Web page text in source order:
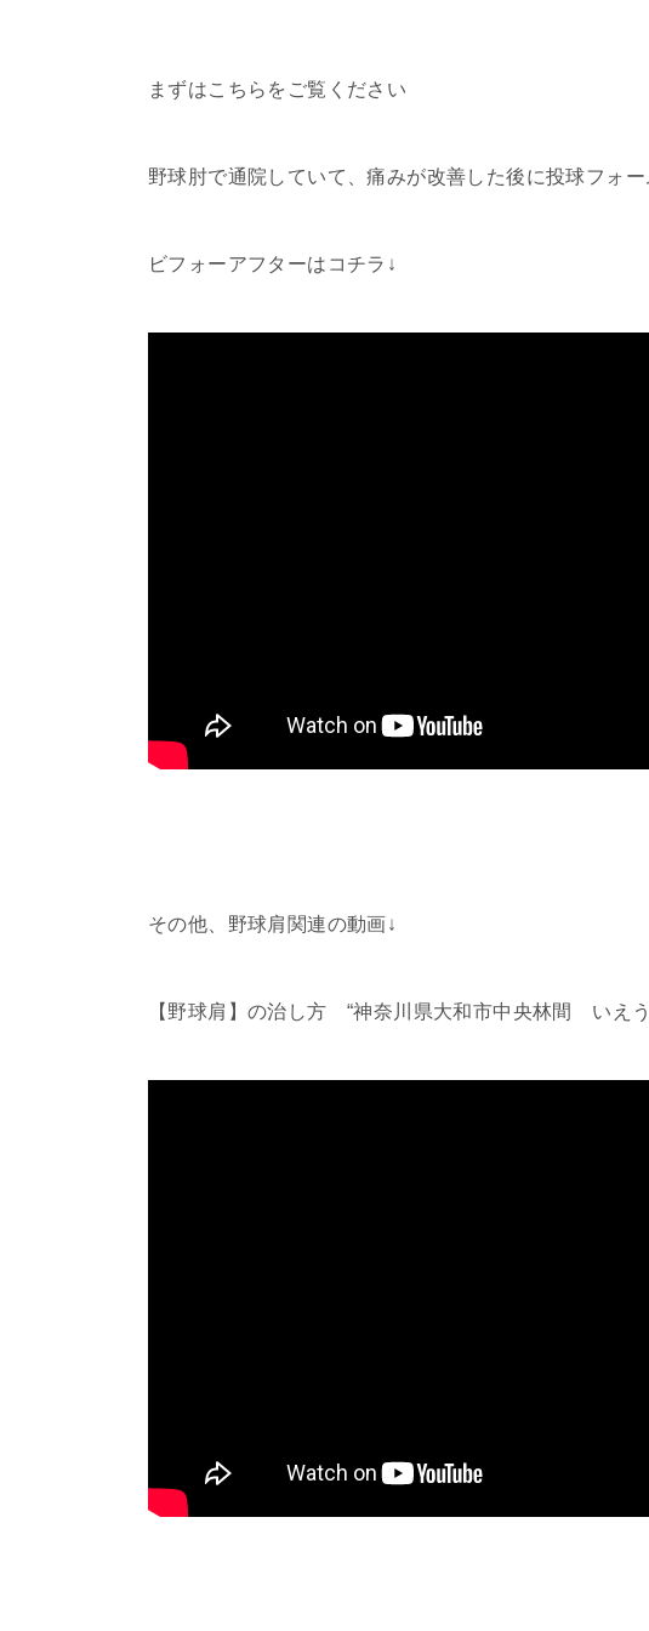
まずはこちらをご覧ください
野球肘で通院していて、痛みが改善した後に投球フォ
ビフォーアフターはコチラ↓
その他、野球肩関連の動画↓
【野球肩】の治し方 “神奈川県大和市中央林間 いえ